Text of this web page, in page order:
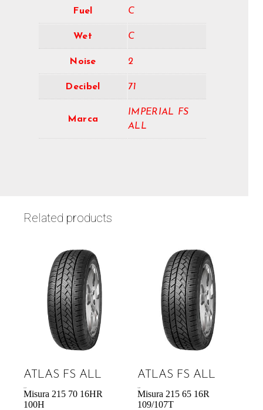
Fuel C
Wet C
Noise 2
Decibel 71
Marca
IMPERIAL FS
ALL
Related products
ATLAS FS ALL
Misura 215 70 16HR
100H
ATLAS FS ALL
Misura 215 65 16R
109/107T